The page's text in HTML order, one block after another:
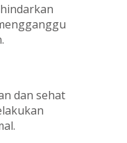
dan sehat